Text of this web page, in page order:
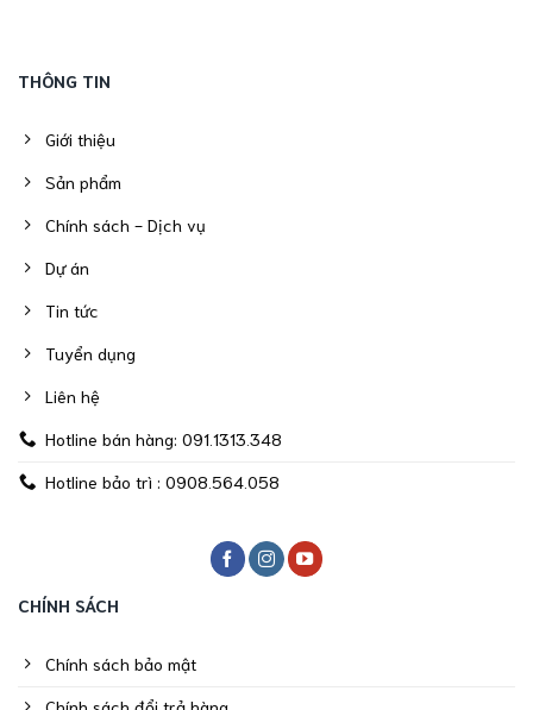
THÔNG TIN
Giới thiệu
Sản phẩm
Chính sách - Dịch vụ
Dự án
Tin tức
Tuyển dụng
Liên hệ
Hotline bán hàng: 091.1313.348
Hotline bảo trì : 0908.564.058
CHÍNH SÁCH
Chính sách bảo mật